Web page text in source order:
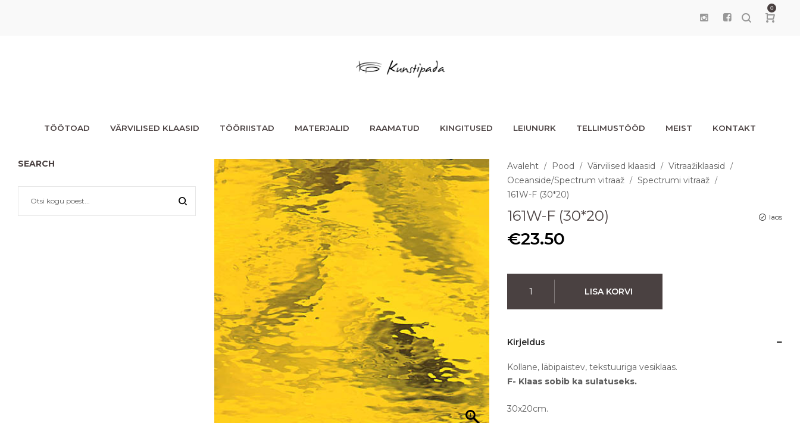
0
TÖÖTOAD VÄRVILISED KLAASID TÖÖRIISTAD MATERJALID RAAMATUD KINGITUSED LEIUNURK TELLIMUSTÖÖD MEIST KONTAKT
Avaleht / Pood / Värvilised klaasid / Vitraažiklaasid /
Oceanside/Spectrum vitraaž / Spectrumi vitraaž /
161W-F (30*20)
161W-F (30*20) laos
€23.50
LISA KORVI
Kirjeldus
Kollane, läbipaistev, tekstuuriga vesiklaas.
F- Klaas sobib ka sulatuseks.
30x20cm.
SEARCH